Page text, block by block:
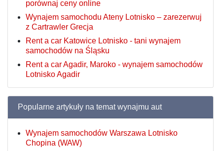
porównaj ceny online
Wynajem samochodu Ateny Lotnisko – zarezerwuj
z Cartrawler Grecja
Rent a car Katowice Lotnisko - tani wynajem
samochodów na Śląsku
Rent a car Agadir, Maroko - wynajem samochodów
Lotnisko Agadir
Popularne artykuły na temat wynajmu aut
Wynajem samochodów Warszawa Lotnisko
Chopina (WAW)